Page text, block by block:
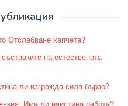
Отслабване хапчета?
на естествената
ли изгражда сила бързо?
Има ли наистина работа?